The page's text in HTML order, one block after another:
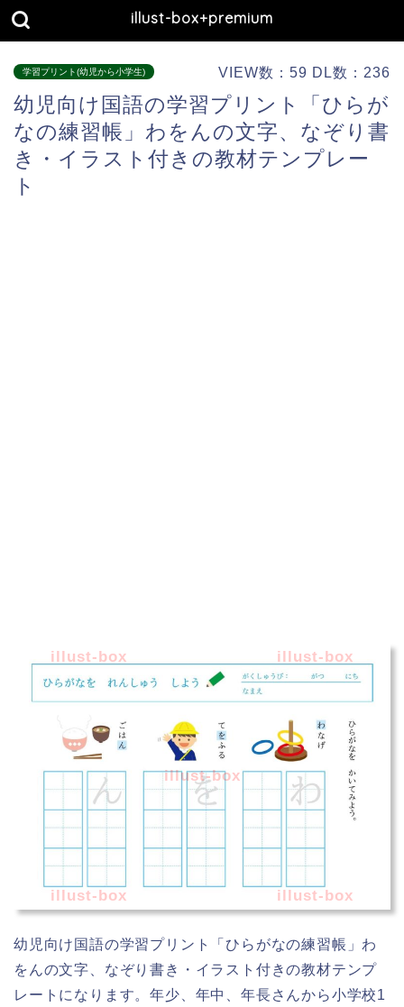
illust-box+premium
学習プリント(幼児から小学生) VIEW数：59 DL数：236
幼児向け国語の学習プリント「ひらが
なの練習帳」わをんの文字、なぞり書
き・イラスト付きの教材テンプレー
ト
illust-box
illust-box illust-box
illust-box illust-box
幼児向け国語の学習プリント「ひらがなの練習帳」わ
をんの文字、なぞり書き・イラスト付きの教材テンプ
レートになります。年少、年中、年長さんから小学校1